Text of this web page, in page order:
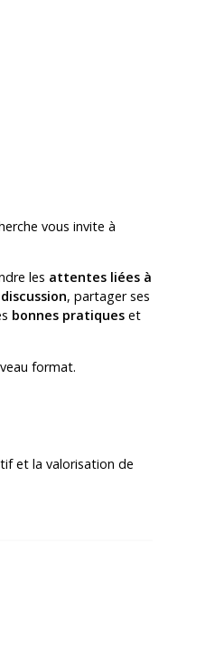
vous invite à
les attentes liées à
, partager ses
bonnes pratiqueset
format.
et la valorisation de